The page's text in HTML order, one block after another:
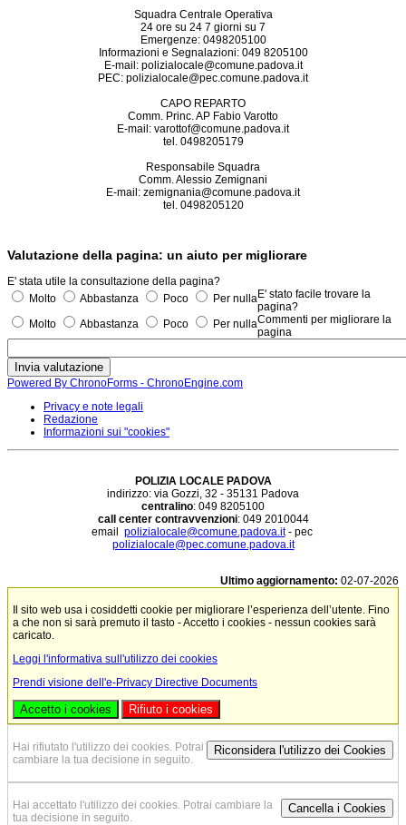
Squadra Centrale Operativa
24 ore su 24 7 giorni su 7
Emergenze: 0498205100
Informazioni e Segnalazioni: 049 8205100
E-mail: polizialocale@comune.padova.it
PEC: polizialocale@pec.comune.padova.it
CAPO REPARTO
Comm. Princ. AP Fabio Varotto
E-mail: varottof@comune.padova.it
tel. 0498205179
Responsabile Squadra
Comm. Alessio Zemignani
E-mail: zemignania@comune.padova.it
tel. 0498205120
Valutazione della pagina: un aiuto per migliorare
E' stata utile la consultazione della pagina?
Molto
Abbastanza Poco Per nullaE' stato facile trovare la
pagina?
Molto
Abbastanza Poco Per nullaCommenti per migliorare la
pagina
Powered By ChronoForms - ChronoEngine.com
Privacy e note legali
Redazione
Informazioni sui "cookies"
POLIZIA LOCALE PADOVA
indirizzo: via Gozzi, 32 - 35131 Padova
centralino: 049 8205100
call center contravvenzioni: 049 2010044
email polizialocale@comune.padova.it- pec
polizialocale@pec.comune.padova.it
Ultimo aggiornamento: 02-07-2026
Il sito web usa i cosiddetti cookie per migliorare l’esperienza dell’utente. Fino
a che non si sarà premuto il tasto - Accetto i cookies - nessun cookies sarà
caricato.
Leggi l'informativa sull'utilizzo dei cookies
Prendi visione dell'e-Privacy Directive Documents
Accetto i cookies Rifiuto i cookies
Riconsidera l'utilizzo dei Cookies
Hai rifiutato l'utilizzo dei cookies. Potrai
cambiare la tua decisione in seguito.
Cancella i Cookies
Hai accettato l'utilizzo dei cookies. Potrai cambiare la
tua decisione in seguito.